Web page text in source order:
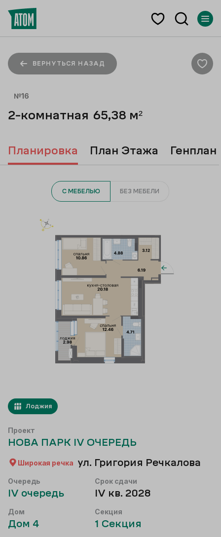
ВЕРНУТЬСЯ НАЗАД
№16
2-комнатная 65,38 м²
Лоджия
Проект
НОВА ПАРК IV ОЧЕРЕДЬ
Широкая речка ул. Григория Речкалова
Очередь
IV очередь
Срок сдачи
IV кв. 2028
Дом
Дом 4
Секция
1 Секция
Планировка План Этажа Генплан
С МЕБЕЛЬЮ БЕЗ МЕБЕЛИ